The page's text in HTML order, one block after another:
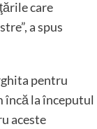
care
a spus
pentru
încă la începutul
aceste